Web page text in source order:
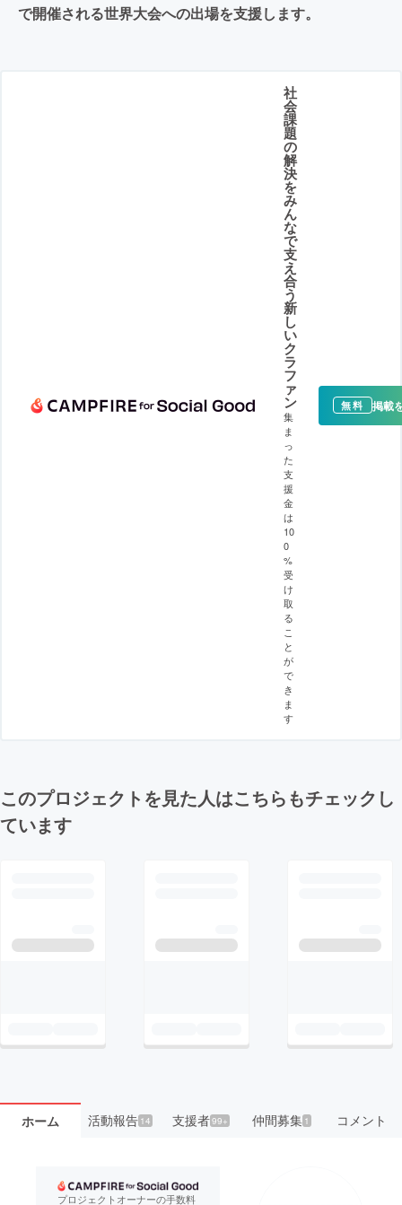
で開催される世界大会への出場を支援します。
社
会
課
題
の
解
決
を
み
ん
な
で
支
え
合
う
新
し
い
ク
ラ
フ
ァ
ン
集
ま
っ
た
支
援
金
は
10
0
%
受
け
取
る
こ
と
が
で
き
ま
す
無料 掲載
このプロジェクトを見た人はこちらもチェックし
ています
ホーム 活動報告14 支援者99+ 仲間募集 1 コメント
プロジェクトオーナーの手数料